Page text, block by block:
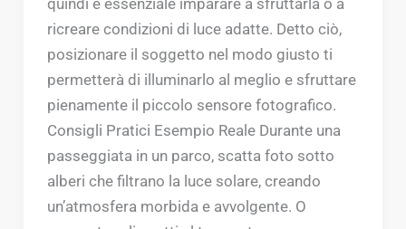
ricreare condizioni di luce adatte. Detto ciò,
posizionare il soggetto nel modo giusto ti
permetterà di illuminarlo al meglio e sfruttare
pienamente il piccolo sensore fotografico.
Consigli Pratici Esempio Reale Durante una
passeggiata in un parco, scatta foto sotto
alberi che filtrano la luce solare, creando
un’atmosfera morbida e avvolgente. O